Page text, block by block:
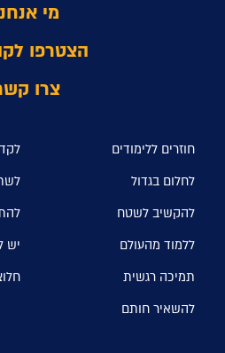
מי
הצטרפו
צרו
חוזרים ללימודים
לחלום בגדול
להקשיב לשטח
ללמוד מהעולם
יש
תמיכה רגשית
להשאיר חותם